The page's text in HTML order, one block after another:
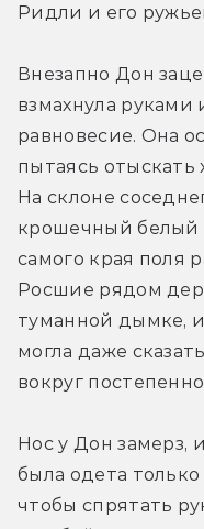
Ридли и его
Внезапно Дон
взмахнула руками
равновесие. Она
пытаясь отыскать
На склоне
крошечный белый
самого края поля
Росшие рядом
туманной дымке,
могла даже
вокруг
Нос у Дон замерз,
была одета
чтобы спрятать